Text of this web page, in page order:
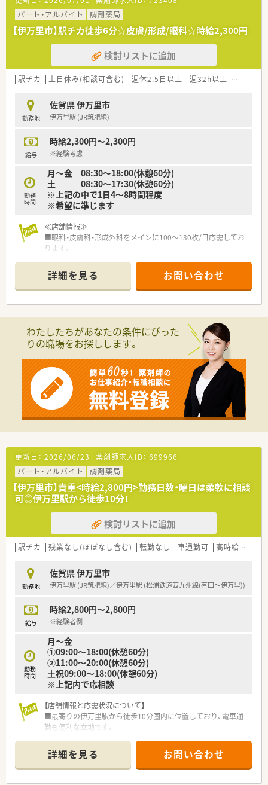
■伊万里駅より車で5分ほどで、車通勤が便利なエリアです。駐
車場も広いです
少しでも気になった方はお問い合わせくださいませ！
■仕事への姿勢や実績を年齢にかかわらず評価して下さる会社
です。
■70・80代になられても勤務可能であれば就業可能な職場にな
っております。
■アットホームな環境の為働き易い職場になっております。
パート・アルバイト
調剤薬局
【伊万里市】駅チカ徒歩6分☆皮膚/形成/眼科☆時給2,300円
検討リストに追加
駅チカ 土日休み(相談可含む) 週休2.5日以上 週32h以上 転勤なし
勤務地
佐賀県 伊万里市
伊万里駅 (JR筑肥線)
給与
時給2,300円～2,300円
※経験考慮
勤務
時間
月～金 08:30～18:00(休憩60分)
土 08:30～17:30(休憩60分)
※上記の中で1日4～8時間程度
※希望に準じます
≪店舗情報≫
■眼科・皮膚科・形成外科をメインに100～130枚/日応需してお
ります。
■国道沿いにあり分かりやすい立地です。
■JR伊万里駅が近くにありコンビニや飲食店など周辺環境が充
実しております。
■1982年、医療機関や調剤薬局で使用される「後発医薬品（GE）」
の販売より事業をスタートした会社です。
以来、調剤薬局やケアプランセンター（居宅介護支援事業所）な
■耳鼻科・眼科・皮膚科など単科の調剤薬局から、11の診療科目
を持つ150床の病院の門前薬局までと幅広いフィールドがあり、
自分が“理想”とする薬剤師像へと成長できる環境が整っていま
す。
■勤務している薬剤師は、入社数年目から数十年というベテラン
まで多数活躍しており、
アットホームな雰囲気の職場なので、いきいきと楽しく働けるの
また、ワークライフバランスも考えた職場のため、育児休暇はも
ちろん子供がいる“ママ薬剤師”が多数活躍しています。
■年間休日は110日前後で月8～10日の「終日」のお休みです。
■各エリアを行き来できる「ラウンダー薬剤師」が在籍しており
休暇取得の相談がしやすい環境です。
■設備や教育にも力をいれており、全店電子薬暦の導入や、研修
体制も新人研修から全体研修まで定期的に行っています。
認定薬剤師取得も支援していますので、Webラーニングといっ
た設備も充実。
その他にも、釣りやゴルフ、ツーリングや花火大会など、各種レ
詳細を見る お問い合わせ
わたしたちがあなたの条件にぴった
りの職場をお探しします。
更新日： 2026/06/23 薬剤師求人ID： 699966
パート・アルバイト
調剤薬局
【伊万里市】貴重<時給2,800円>勤務日数・曜日は柔軟に相談
可◎伊万里駅から徒歩10分！
検討リストに追加
駅チカ 残業なし(ほぼなし含む) 転勤なし 車通勤可 高時給(2,500円以上)
勤務地
佐賀県 伊万里市
伊万里駅 (JR筑肥線)／伊万里駅 (松浦鉄道西九州線(有田～伊万里))
給与
時給2,800円～2,800円
※経験者例
勤務
時間
月～金
①09:00～18:00(休憩60分)
②11:00～20:00(休憩60分)
土祝09:00～18:00(休憩60分)
※上記内で応相談
【店舗情報と応需状況について】
■最寄りの伊万里駅から徒歩10分圏内に位置しており、電車通
勤も便利な立地です。
方箋を応需しています。
■内科や外科、小児科など多様な科目を扱い、薬剤師として幅広
い経験を積むことができます。
詳細を見る お問い合わせ